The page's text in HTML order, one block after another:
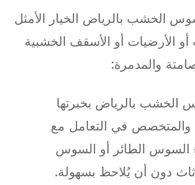
الخشب بالرياض الخيار الأمثل
الأرضيات أو الأسقف الخشبية
والمدمرة:
بالرياض بخبرتها
والمتخصص في التعامل مع
السوس الطائر أو السوس
دون أن يُلاحظ بسهولة.